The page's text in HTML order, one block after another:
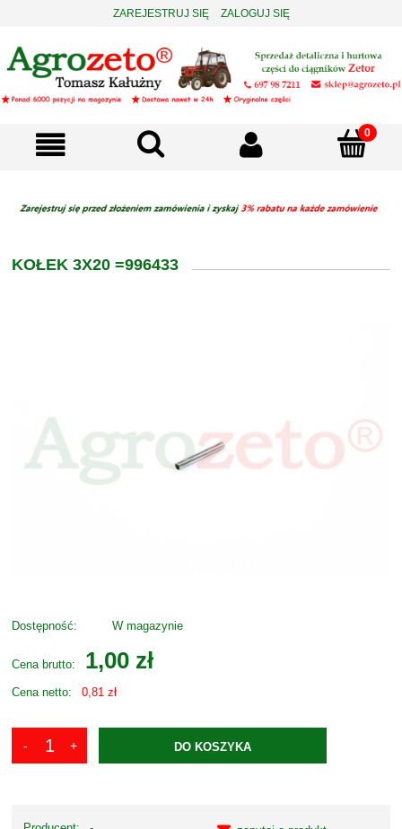
ZAREJESTRUJ SIĘ ZALOGUJ SIĘ
KOŁEK 3X20 =996433
Dostępność: W magazynie
Cena brutto: 1,00 zł
Cena netto: 0,81 zł
DO KOSZYKA